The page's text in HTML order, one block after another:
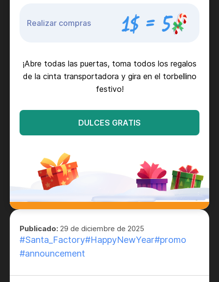
Realizar compras
¡Abre todas las puertas, toma todos los regalos
de la cinta transportadora y gira en el torbellino
festivo!
DULCES GRATIS
Publicado: 29 de diciembre de 2025
#Santa_Factory#HappyNewYear#promo
#announcement